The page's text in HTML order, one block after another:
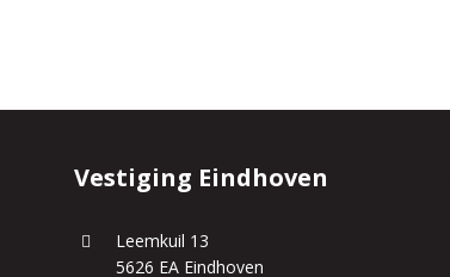
Vestiging Eindhoven
Leemkuil 13
5626 EA Eindhoven